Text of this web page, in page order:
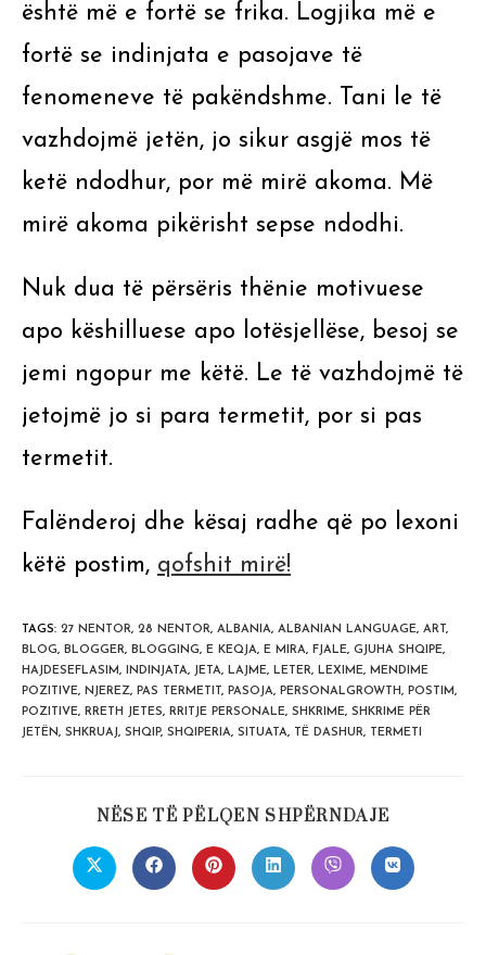
është më e fortë se frika. Logjika më e
fortë se indinjata e pasojave të
fenomeneve të pakëndshme. Tani le të
vazhdojmë jetën, jo sikur asgjë mos të
ketë ndodhur, por më mirë akoma. Më
mirë akoma pikërisht sepse ndodhi.
Nuk dua të përsëris thënie motivuese
apo këshilluese apo lotësjellëse, besoj se
jemi ngopur me këtë. Le të vazhdojmë të
jetojmë jo si para termetit, por si pas
termetit.
Falënderoj dhe kësaj radhe që po lexoni
këtë postim, qofshit mirë!
TAGS: 27 NENTOR, 28 NENTOR, ALBANIA, ALBANIAN LANGUAGE, ART ,
BLOG, BLOGGER, BLOGGING, E KEQJA, E MIRA, FJALE, GJUHA SHQIPE,
HAJDESEFLASIM, INDINJATA, JETA, LAJME, LETER, LEXIME, MENDIME
POZITIVE, NJEREZ, PAS TERMETIT , PASOJA, PERSONALGROWTH, POSTIM,
POZITIVE, RRETH JETES, RRITJE PERSONALE, SHKRIME, SHKRIME PËR
JETËN, SHKRUAJ , SHQIP, SHQIPERIA, SITUATA, TË DASHUR, TERMETI
NËSE TË PËLQEN SHPËRNDAJE
CONTENT
Opens
in
Opens
in
Opens
in
Opens
in
Opens
in
Opens
in